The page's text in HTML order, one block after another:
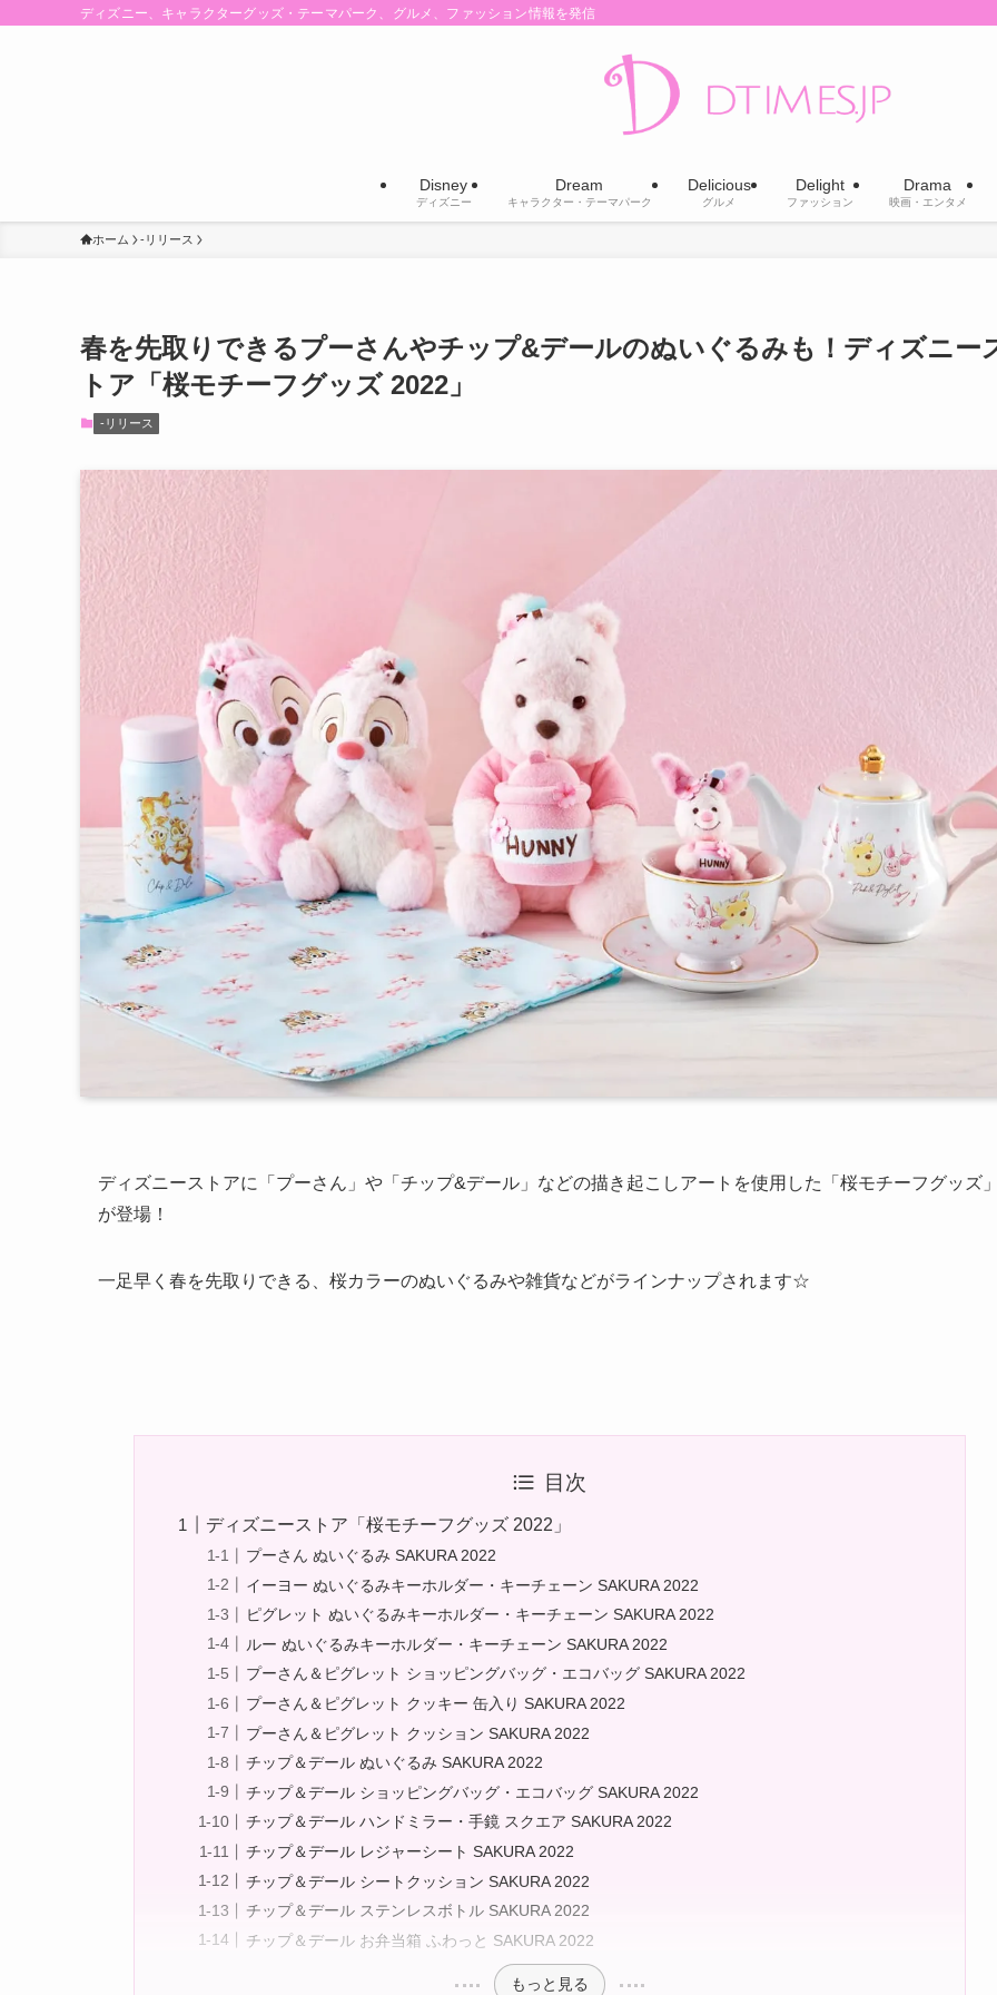
ディズニー、キャラクターグッズ・テーマパーク、グルメ、ファッション情報を発信
Disney
ディズニー
Dream
キャラクター・テーマパーク
Delicious
グルメ
Delight
ファッション
Drama
映画・エンタメ
ホーム -リリース
春を先取りできるプーさんやチップ&デールのぬいぐるみも！ディズニー
トア「桜モチーフグッズ 2022」
-リリース
ディズニーストアに「プーさん」や「チップ&デール」などの描き起こしアートを使用した「桜モチーフグッズ
が登場！
一足早く春を先取りできる、桜カラーのぬいぐるみや雑貨などがラインナップされます☆
目次
ディズニーストア「桜モチーフグッズ 2022」
プーさん ぬいぐるみ SAKURA 2022
イーヨー ぬいぐるみキーホルダー・キーチェーン SAKURA 2022
ピグレット ぬいぐるみキーホルダー・キーチェーン SAKURA 2022
ルー ぬいぐるみキーホルダー・キーチェーン SAKURA 2022
プーさん＆ピグレット ショッピングバッグ・エコバッグ SAKURA 2022
プーさん＆ピグレット クッキー 缶入り SAKURA 2022
プーさん＆ピグレット クッション SAKURA 2022
チップ＆デール ぬいぐるみ SAKURA 2022
チップ＆デール ショッピングバッグ・エコバッグ SAKURA 2022
チップ＆デール ハンドミラー・手鏡 スクエア SAKURA 2022
チップ＆デール レジャーシート SAKURA 2022
チップ＆デール シートクッション SAKURA 2022
チップ＆デール ステンレスボトル SAKURA 2022
チップ＆デール お弁当箱 ふわっと SAKURA 2022
もっと見る